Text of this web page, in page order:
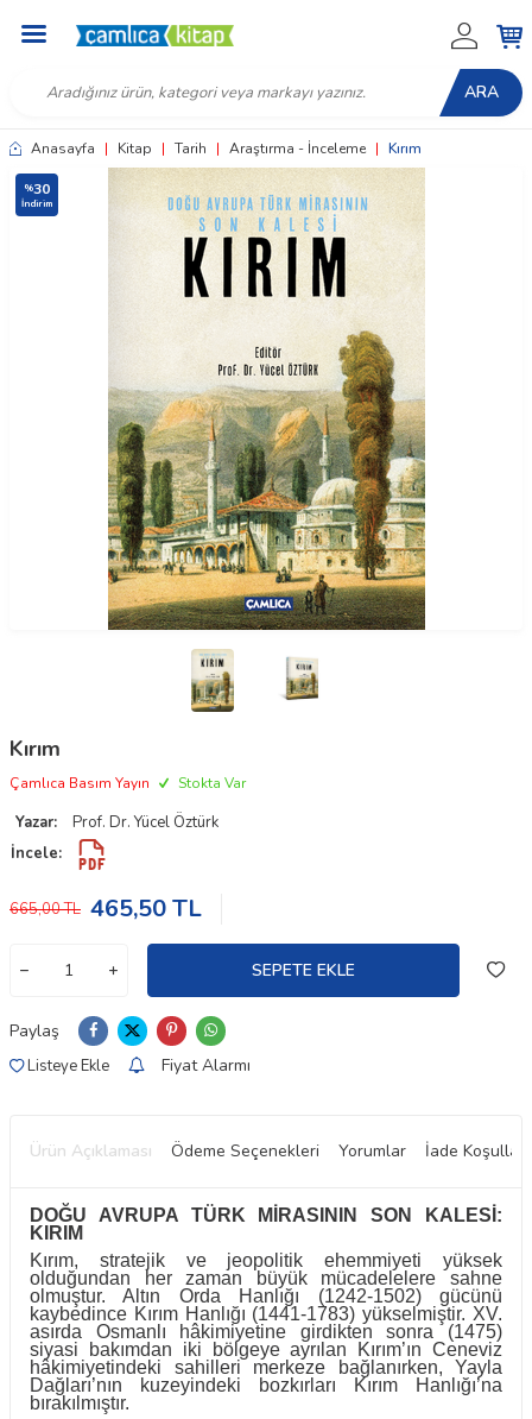
ARA
Anasayfa | Kitap | Tarih | Araştırma - İnceleme | Kırım
%30
İndirim
Kırım
Çamlıca Basım Yayın Stokta Var
Yazar:
Prof. Dr. Yücel Öztürk
İncele:
665,00TL 465,50TL
SEPETE EKLE
Paylaş
Listeye Ekle Fiyat Alarmı
Ürün Açıklaması Ödeme Seçenekleri Yorumlar İade Koşulları
DOĞU AVRUPA TÜRK MİRASININ SON KALESİ:
KIRIM
Kırım, stratejik ve jeopolitik ehemmiyeti yüksek
olduğundan her zaman büyük mücadelelere sahne
olmuştur. Altın Orda Hanlığı (1242-1502) gücünü
kaybedince Kırım Hanlığı (1441-1783) yükselmiştir. XV.
asırda Osmanlı hâkimiyetine girdikten sonra (1475)
siyasi bakımdan iki bölgeye ayrılan Kırım’ın Ceneviz
hâkimiyetindeki sahilleri merkeze bağlanırken, Yayla
Dağları’nın kuzeyindeki bozkırları Kırım Hanlığı’na
bırakılmıştır.